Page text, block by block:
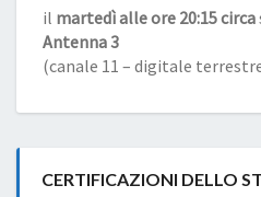
il martedì alle ore 20:15 circa
Antenna 3
(canale 11 – digitale
CERTIFICAZIONI DELLO